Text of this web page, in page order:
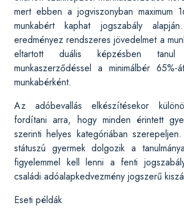
mert ebben a jogviszonyban maximum
munkabért kaphat jogszabály
eredményez rendszeres jövedelmet a
eltartott duális képzésben
munkaszerződéssel a minimálbér 65%-
munkabérként.
Az adóbevallás elkészítésekor
fordítani arra, hogy minden érintett
szerinti helyes kategóriában
státuszú gyermek dolgozik a
figyelemmel kell lenni a fenti
családi adóalapkedvezmény jogszerű
Eseti példák